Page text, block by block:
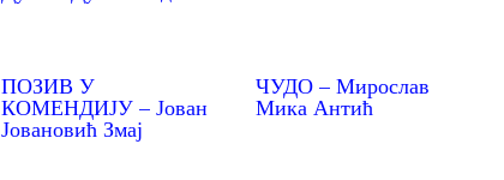
ПОЗИВ У
КОМЕНДИЈУ – Јован
Јовановић Змај
ЧУДО – Мирослав
Мика Антић